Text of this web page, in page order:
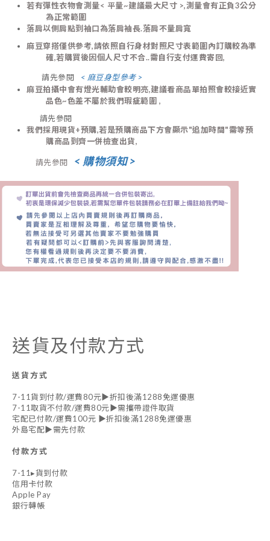
若有彈性衣物會測量< 平量~建議最大尺寸 >,測量會有正負3公分
為正常範圍
落肩以側肩點到袖口為落肩袖長.落肩不量肩寬
麻豆穿搭僅供參考,請依照自行身材對照尺寸表範圍內訂購較為準
確,若購買後因個人尺寸不合..需自行支付運費寄回,
請先參閱
< 麻豆身型參考 >
麻豆拍攝中會有燈光輔助會較明亮,建議看商品單拍照會較接近實
品色~色差不屬於我們瑕疵範圍 ,
請先參閱
我們採用現貨+預購,若是預購商品下方會顯示"追加時間"需等預
購商品到齊一併檢查出貨,
請先參閱 < 購物須知 >
送貨及付款方式
送貨方式
7-11貨到付款/運費80元▶折扣後滿1288免運優惠
7-11取貨不付款/運費80元▶需攜帶證件取貨
宅配已付款/運費100元 ▶折扣後滿1288免運優惠
外島宅配▶需先付款
付款方式
7-11▸貨到付款
信用卡付款
Apple Pay
銀行轉帳